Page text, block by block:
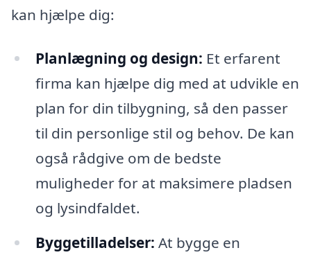
kan hjælpe dig:
Planlægning og design: Et erfarent
firma kan hjælpe dig med at udvikle en
plan for din tilbygning, så den passer
til din personlige stil og behov. De kan
også rådgive om de bedste
muligheder for at maksimere pladsen
og lysindfaldet.
Byggetilladelser: At bygge en